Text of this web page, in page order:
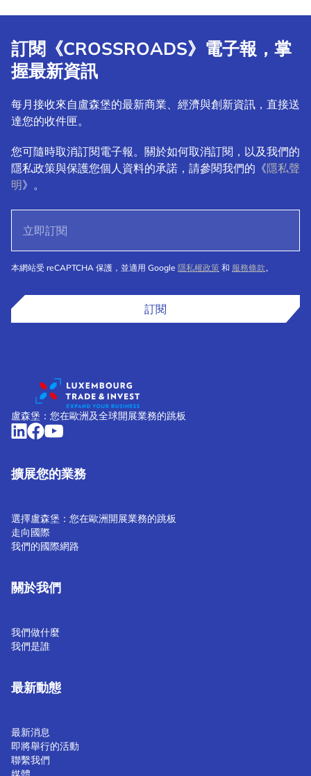
訂閱《CROSSROADS》電子報，掌
握最新資訊
每月接收來自盧森堡的最新商業、經濟與創新資訊，直接送
達您的收件匣。
您可隨時取消訂閱電子報。關於如何取消訂閱，以及我們的
隱私政策與保護您個人資料的承諾，請參閱我們的《隱私聲
明》。
本網站受 reCAPTCHA 保護，並適用 Google 隱私權政策 和 服務條款。
訂閱
盧森堡：您在歐洲及全球開展業務的跳板
擴展您的業務
選擇盧森堡：您在歐洲開展業務的跳板
走向國際
我們的國際網路
關於我們
我們做什麼
我們是誰
最新動態
最新消息
即將舉行的活動
聯繫我們